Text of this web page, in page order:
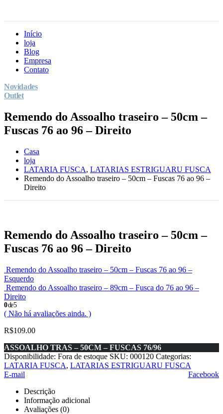
Início
loja
Blog
Empresa
Contato
Novidades
Outlet
Remendo do Assoalho traseiro – 50cm –
Fuscas 76 ao 96 – Direito
Casa
loja
LATARIA FUSCA, LATARIAS ESTRIGUARU FUSCA
Remendo do Assoalho traseiro – 50cm – Fuscas 76 ao 96 –
Direito
Remendo do Assoalho traseiro – 50cm –
Fuscas 76 ao 96 – Direito
Remendo do Assoalho traseiro – 50cm – Fuscas 76 ao 96 –
Esquerdo
Remendo do Assoalho traseiro – 89cm – Fusca do 76 ao 96 –
Direito
0de 5
( Não há avaliações ainda. )
R$109.00
ASSOALHO TRAS – 50CM – FUSCAS 76/96
Disponibilidade: Fora de estoque SKU: 000120 Categorias:
LATARIA FUSCA, LATARIAS ESTRIGUARU FUSCA
Facebook
E-mail
Descrição
Informação adicional
Avaliações (0)